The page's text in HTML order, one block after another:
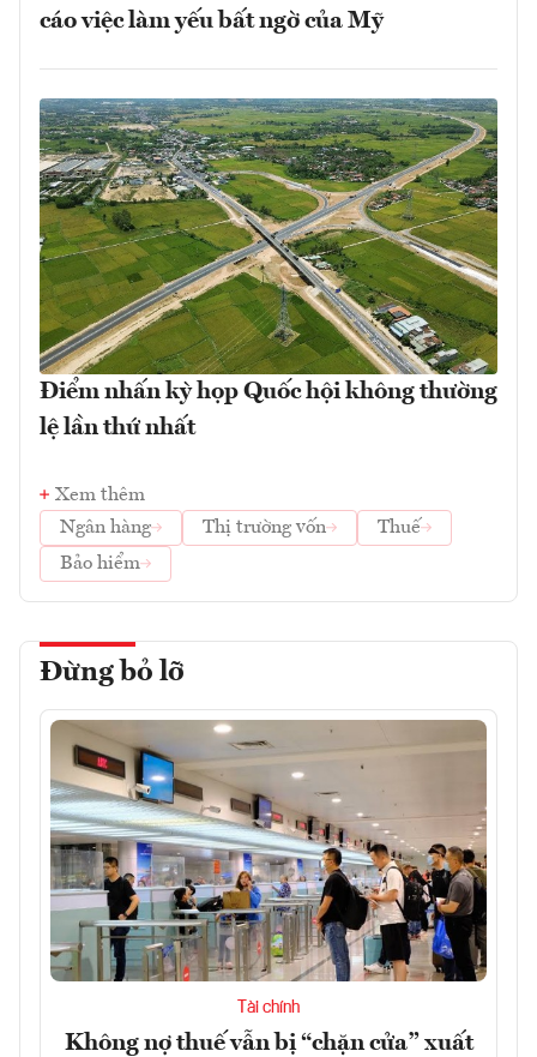
cáo việc làm yếu bất ngờ của Mỹ
Điểm nhấn kỳ họp Quốc hội không thường
lệ lần thứ nhất
Xem thêm
Ngân hàng
Thị trường vốn
Thuế
Bảo hiểm
Đừng bỏ lỡ
Tài chính
Không nợ thuế vẫn bị “chặn cửa” xuất